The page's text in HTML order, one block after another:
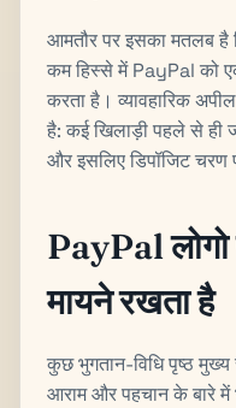
आमतौर पर इसका मतलब
कम हिस्से में PayPal को
करता है। व्यावहारिक
है: कई खिलाड़ी पहले से ही
और इसलिए डिपॉजिट
PayPal लोगो
मायने रखता है
कुछ भुगतान-विधि पृष्ठ
आराम और पहचान के बारे में